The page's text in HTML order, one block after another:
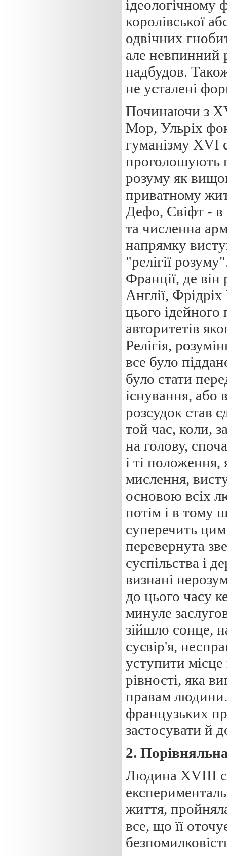
ідеологічному
королівської
одвічних
але невпинний
надбудов.
не усталені
Починаючи з
Мор, Ульріх
гуманізму XVI
проголошують
розуму як
приватному
Дефо, Свіфт - в
та численна
напрямку
"релігії
Франції, де він
Англії,
цього
авторитетів
Релігія,
все було
було стати
існування, або
розсудок став
той час, коли,
на голову,
і ті положення,
мислення,
основою всіх
потім і в тому
суперечить
перевернута
суспільства і
визнані
до цього часу
минуле
зійшло сонце,
суєвір'я,
уступити місце
рівності, яка
правам
французьких
застосувати й
2.
Людина XVIII
життя,
все, що її